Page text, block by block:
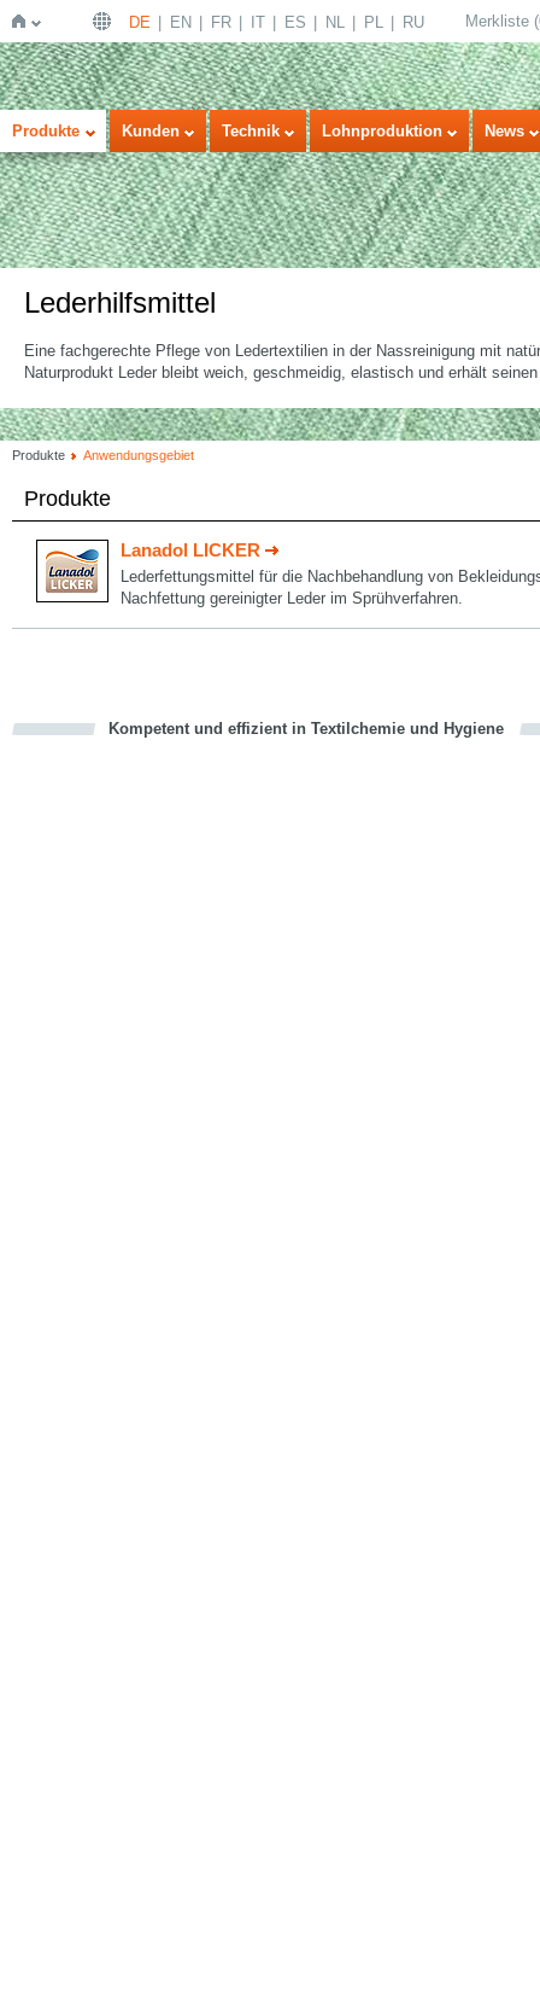
Startseite
DE EN FR IT ES NL PL RU Merkliste (
Produkte Kunden Technik Lohnproduktion News
Lederhilfsmittel
Eine fachgerechte Pflege von Ledertextilien in der Nassreinigung mit
Naturprodukt Leder bleibt weich, geschmeidig, elastisch und erhält
Produkte Anwendungsgebiet
Produkte
Lanadol LICKER
Lederfettungsmittel für die Nachbehandlung von
Nachfettung gereinigter Leder im Sprühverfahren.
Kompetent und effizient in Textilchemie und Hygiene